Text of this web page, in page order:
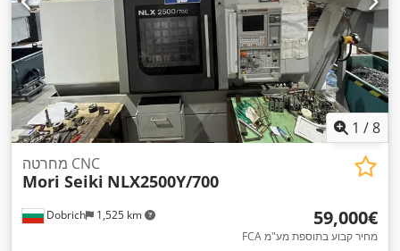
1 /8
Dobrich 1,525 km
מחרטה CNC
Mori Seiki NLX2500Y/700
‏59,000 ‏€
FCA מחיר קבוע בתוספת מע"מ